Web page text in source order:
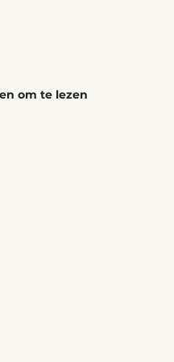
om te lezen